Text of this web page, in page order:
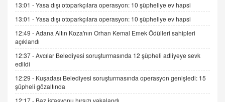
9.12.2025 10:11
İNCİ GÜL AKÖL
06.07.2026 13:00
ADEM AKÖL
Esed Destekçilerinin Yüzüne Vurulan Şamar:
13:01 -Yasa dışı otoparkçılara operasyon: 10 şüpheliye ev hapsi
13:01 -Yasa dışı otoparkçılara operasyon: 10 şüpheliye ev hapsi
12:49 -Adana Altın Koza'nın Orhan Kemal Emek Ödülleri sahipleri
açıklandı
12:37 -Avcılar Belediyesi soruşturmasında 12 şüpheli adliyeye sevk
edildi
12:29 - Kuşadası Belediyesi soruşturmasında operasyon genişledi: 15
şüpheli gözaltında